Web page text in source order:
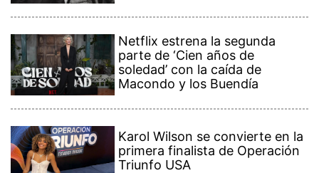
Netflix estrena la segunda
parte de ‘Cien años de
soledad’ con la caída de
Macondo y los Buendía
Karol Wilson se convierte en la
primera finalista de Operación
Triunfo USA